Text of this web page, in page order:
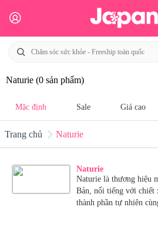
Naturie (0 sản phẩm)
Mặc định Sale Giá cao
Trang chủ Naturie
Naturie
Naturie là thương hiệu
Bản, nổi tiếng với
thành phần tự nhiên